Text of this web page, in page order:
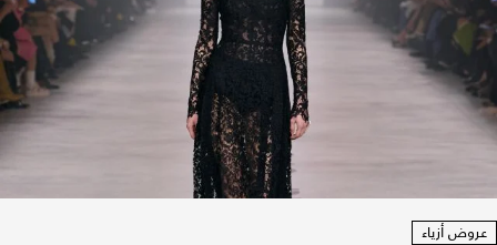
عروض أزياء